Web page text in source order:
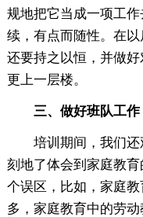
规地把它当成一项工
续，有点而随性。在
还要持之以恒，并做
更上一层楼。
三、做好班队工作
培训期间，我们还
刻地了体会到家庭教
个误区，比如，家庭
多，家庭教育中的劳